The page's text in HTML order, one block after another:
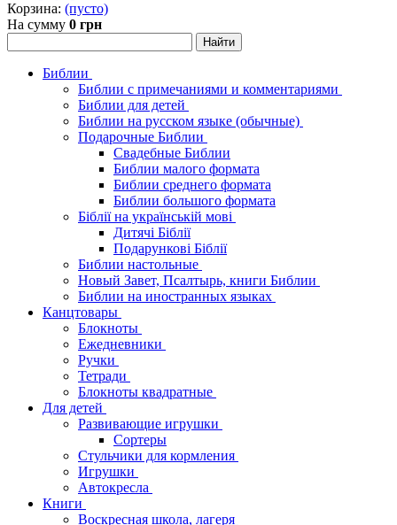
Корзина: (пусто)
На сумму 0 грн
Библии
Библии с примечаниями и комментариями
Библии для детей
Библии на русском языке (обычные)
Подарочные Библии
Свадебные Библии
Библии малого формата
Библии среднего формата
Библии большого формата
Біблії на українській мові
Дитячі Біблії
Подарункові Біблії
Библии настольные
Новый Завет, Псалтырь, книги Библии
Библии на иностранных языках
Канцтовары
Блокноты
Ежедневники
Ручки
Тетради
Блокноты квадратные
Для детей
Развивающие игрушки
Сортеры
Стульчики для кормления
Игрушки
Автокресла
Книги
Воскресная школа, лагеря